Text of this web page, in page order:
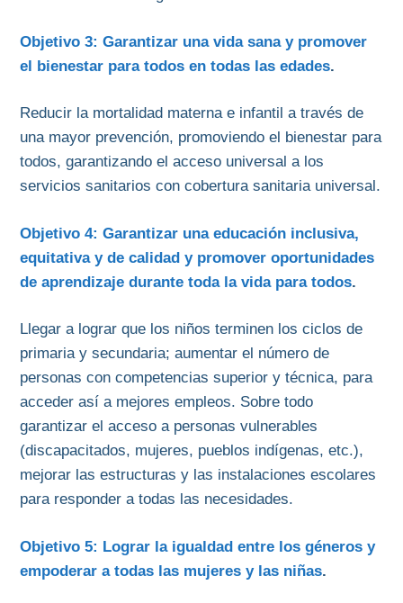
Objetivo 3: Garantizar una vida sana y promover
el bienestar para todos en todas las edades.
Reducir la mortalidad materna e infantil a través de
una mayor prevención, promoviendo el bienestar para
todos, garantizando el acceso universal a los
servicios sanitarios con cobertura sanitaria universal.
Objetivo 4: Garantizar una educación inclusiva,
equitativa y de calidad y promover oportunidades
de aprendizaje durante toda la vida para todos.
Llegar a lograr que los niños terminen los ciclos de
primaria y secundaria; aumentar el número de
personas con competencias superior y técnica, para
acceder así a mejores empleos. Sobre todo
garantizar el acceso a personas vulnerables
(discapacitados, mujeres, pueblos indígenas, etc.),
mejorar las estructuras y las instalaciones escolares
para responder a todas las necesidades.
Objetivo 5: Lograr la igualdad entre los géneros y
empoderar a todas las mujeres y las niñas.